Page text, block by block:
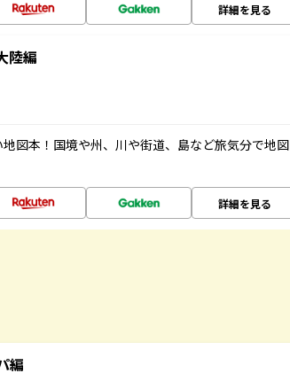
詳細を見る
陸編
図本！国境や州、川や街道、島など旅気分で地図
詳細を見る
編